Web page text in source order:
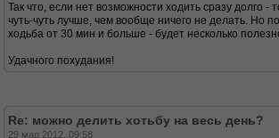
Так что, если нет возможности ходить сразу долго -
чуть-чуть лучше, чем вообще ничего не делать. Но
ходьба от 30 мин и больше - будет несколько
Удачного похудания!
Re: можно делить хотьбу на весь день?
29 мар 2012, 09:58